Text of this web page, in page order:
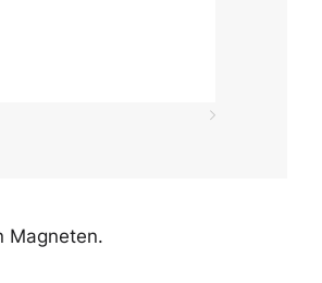
Magneten.